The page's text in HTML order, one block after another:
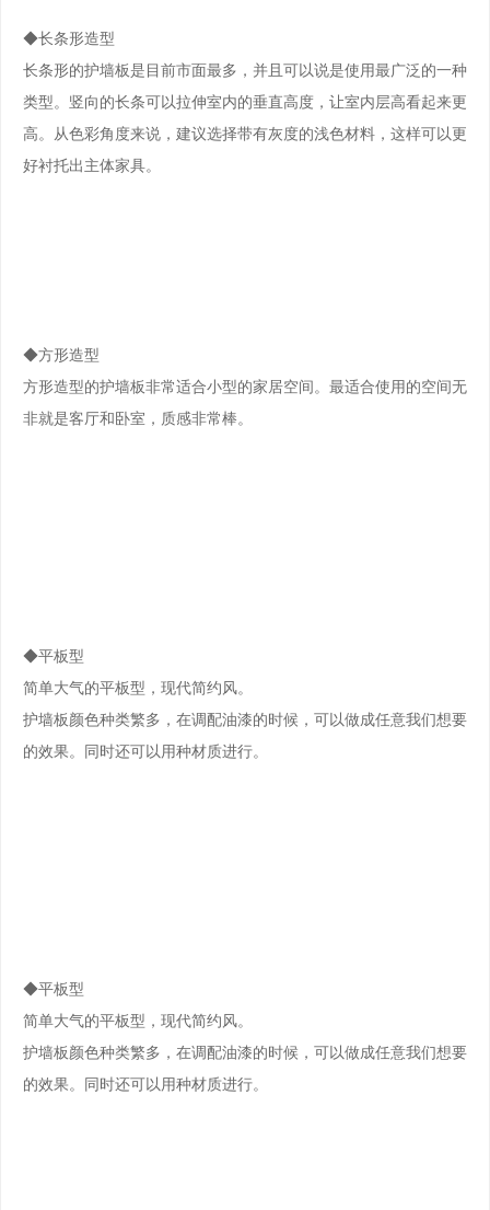
◆长条形造型
长条形的护墙板是目前市面最多，并且可以说是使用最广泛的一种
类型。竖向的长条可以拉伸室内的垂直高度，让室内层高看起来更
高。从色彩角度来说，建议选择带有灰度的浅色材料，这样可以更
好衬托出主体家具。
◆方形造型
方形造型的护墙板非常适合小型的家居空间。最适合使用的空间无
非就是客厅和卧室，质感非常棒。
◆平板型
简单大气的平板型，现代简约风。
护墙板颜色种类繁多，在调配油漆的时候，可以做成任意我们想要
的效果。同时还可以用种材质进行。
◆平板型
简单大气的平板型，现代简约风。
护墙板颜色种类繁多，在调配油漆的时候，可以做成任意我们想要
的效果。同时还可以用种材质进行。